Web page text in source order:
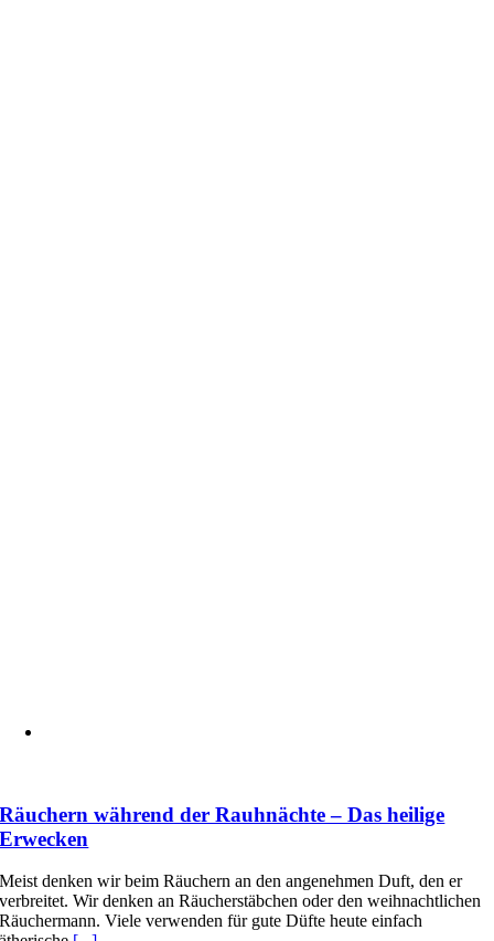
Räuchern während der Rauhnächte – Das heilige
Erwecken
Meist denken wir beim Räuchern an den angenehmen Duft, den er
verbreitet. Wir denken an Räucherstäbchen oder den weihnachtlichen
Räuchermann. Viele verwenden für gute Düfte heute einfach